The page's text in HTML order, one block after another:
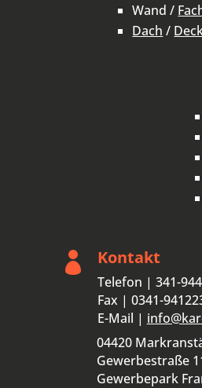
Wand /
Dach /
 Kontakt
Telefon | 341-
Fax | 0341-
E-Mail |
04420
Gewerbestraße
Gewerbepark